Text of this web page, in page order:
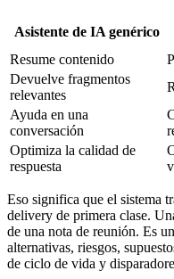
Asistente de IA genérico
Resume contenido
Devuelve fragmentos
relevantes
Ayuda en una
conversación
Optimiza la calidad de
respuesta
Eso significa que el sistema
delivery de primera clase.
de una nota de reunión. Es
alternativas, riesgos,
de ciclo de vida y